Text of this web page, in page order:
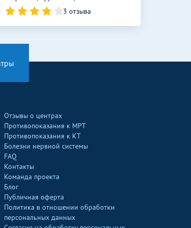
3 отзыва
Отзывы о центрах
Противопоказания к МРТ
Противопоказания к КТ
Болезни нервной системы
FAQ
Контакты
Команда проекта
Блог
Публичная оферта
Политика в отношении обработки
персональных данных